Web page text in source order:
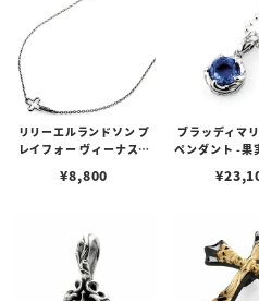
リリーエルランドソン プ
レイフォー ヴィーナスチ
¥8,800
ブラッディマ
ペンダント -果
¥